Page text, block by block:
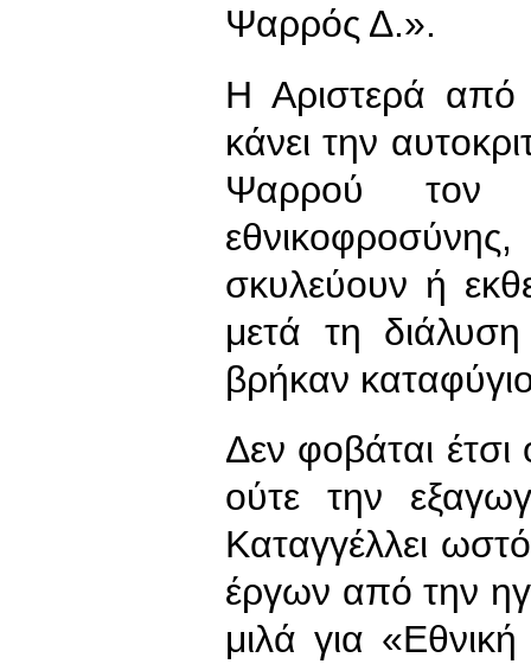
Ψαρρός Δ.».
Η Αριστερά από
κάνει την
Ψαρρού τον
σκυλεύουν ή
μετά τη
βρήκαν
Δεν φοβάται έτσι
ούτε την
Καταγγέλλει
έργων από την
μιλά για